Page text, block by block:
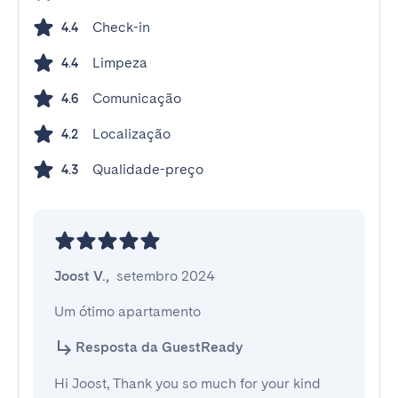
4.4 Check-in
4.4 Limpeza
4.6 Comunicação
4.2 Localização
4.3 Qualidade-preço
Joost V., setembro 2024
Um ótimo apartamento
Resposta da GuestReady
Hi Joost, Thank you so much for your kind